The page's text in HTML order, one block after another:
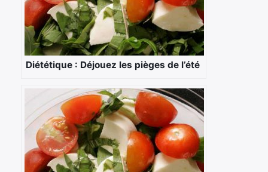
Diététique : Déjouez les pièges de l’été